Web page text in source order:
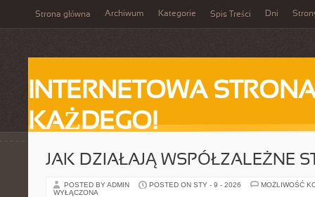
Strona główna Archiwum Kategorie Spis Treści Dni
INTERNETOWA
KAŻDEGO!
JAK DZIAŁAJĄ WSPÓŁZALEŻNE
POSTED BY ADMIN POSTED ON STY - 9 - 2026
MOŻLIWOŚĆ
WYŁĄCZONA